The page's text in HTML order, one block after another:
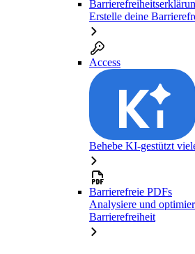
Erstelle deine
Access
Behebe KI-gestützt
Barrierefreie PDFs
Analysiere und
Barrierefreiheit